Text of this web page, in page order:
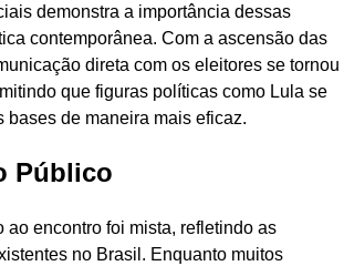
demonstra a importância dessas
contemporânea. Com a ascensão das
direta com os eleitores se tornou
que figuras políticas como Lula se
bases de maneira mais eficaz.
Público
ao encontro foi mista, refletindo as
no Brasil. Enquanto muitos